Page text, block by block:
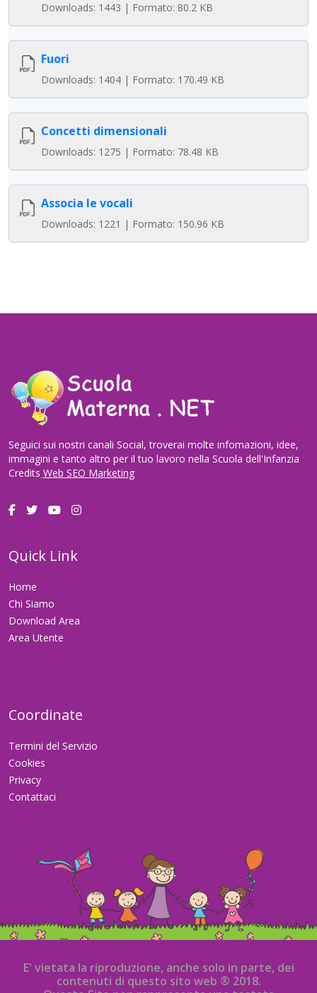
Downloads: 1443 | Formato: 80.2 KB
Fuori
Downloads: 1404 | Formato: 170.49 KB
Concetti dimensionali
Downloads: 1275 | Formato: 78.48 KB
Associa le vocali
Downloads: 1221 | Formato: 150.96 KB
Seguici sui nostri canali Social, troverai molte infomazioni, idee,
immagini e tanto altro per il tuo lavoro nella Scuola dell'Infanzia
Credits Web SEO Marketing
Quick Link
Home
Chi Siamo
Download Area
Area Utente
Coordinate
Termini del Servizio
Cookies
Privacy
Contattaci
E' vietata la riproduzione, anche solo in parte, dei
contenuti di questo sito web ® 2018.